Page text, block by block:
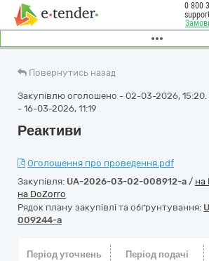
0 800
Повернутись назад
Закупівлю оголошено - 02-03-2026, 15:20.
- 16-03-2026, 11:19
Реактиви
Оголошення про проведення.pdf
Закупівля: UA-2026-03-02-008912-a / на
на DoZorro
Рядок плану закупівлі та обґрунтування:
009244-a
Період уточнень
Період подачі